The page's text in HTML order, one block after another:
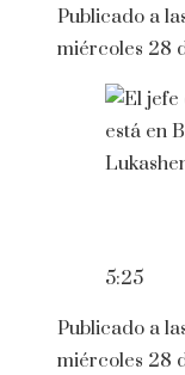
Publicado a
miércoles 28
5:25
Publicado a
miércoles 28